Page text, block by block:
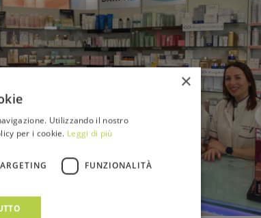
×
Utilizzando il nostro
per i cookie. Leggi di più
FUNZIONALITÀ